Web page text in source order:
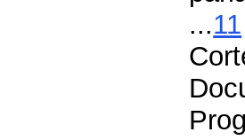
...11